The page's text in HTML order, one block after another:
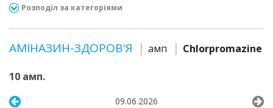
Розподіл за категоріями
АМІНАЗИН-ЗДОРОВ'Я амп Chlorpromazine
10 амп.
09.06.2026